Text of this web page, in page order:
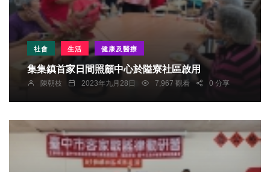
社會 生活 健康及醫療
集集鎮首家日間照顧中心於隘寮社區啟用
陳朝枝 2023年九月28日 7,967 觀看 0 分享